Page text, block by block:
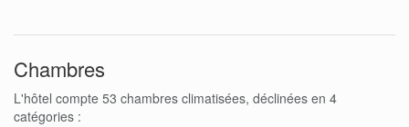
Chambres
L'hôtel compte 53 chambres climatisées, déclinées en 4
catégories :